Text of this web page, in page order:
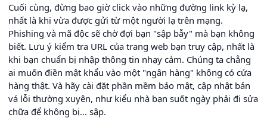
Cuối cùng, đừng bao giờ click vào những đường link kỳ lạ,
nhất là khi vừa được gửi từ một người lạ trên mạng.
Phishing và mã độc sẽ chờ đợi bạn "sập bẫy" mà bạn không
biết. Lưu ý kiểm tra URL của trang web bạn truy cập, nhất là
khi bạn chuẩn bị nhập thông tin nhạy cảm. Chúng ta chẳng
ai muốn điền mật khẩu vào một "ngân hàng" không có cửa
hàng thật. Và hãy cài đặt phần mềm bảo mật, cập nhật bản
vá lỗi thường xuyên, như kiểu nhà bạn suốt ngày phải đi sửa
chữa để không bị... sập.